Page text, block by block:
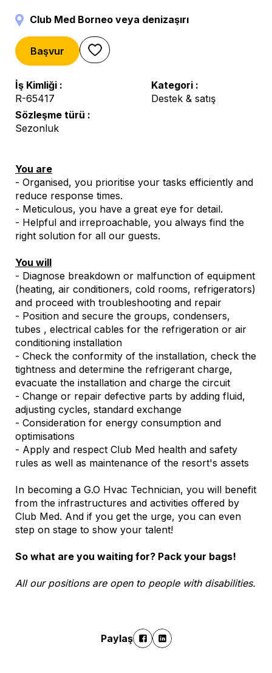
Club Med Borneo veya denizaşırı
Başvur
İş Kimliği
R-65417
Kategori
Destek & satış
Sözleşme türü
Sezonluk
You are
- Organised, you prioritise your tasks efficiently and
reduce response times.
- Meticulous, you have a great eye for detail.
- Helpful and irreproachable, you always find the
right solution for all our guests.
You will
- Diagnose breakdown or malfunction of equipment
(heating, air conditioners, cold rooms, refrigerators)
and proceed with troubleshooting and repair
- Position and secure the groups, condensers,
tubes , electrical cables for the refrigeration or air
conditioning installation
- Check the conformity of the installation, check the
tightness and determine the refrigerant charge,
evacuate the installation and charge the circuit
- Change or repair defective parts by adding fluid,
adjusting cycles, standard exchange
- Consideration for energy consumption and
optimisations
- Apply and respect Club Med health and safety
rules as well as maintenance of the resort's assets
In becoming a G.O Hvac Technician, you will benefit
from the infrastructures and activities offered by
Club Med. And if you get the urge, you can even
step on stage to show your talent!
So what are you waiting for? Pack your bags!
All our positions are open to people with disabilities.
Paylaş